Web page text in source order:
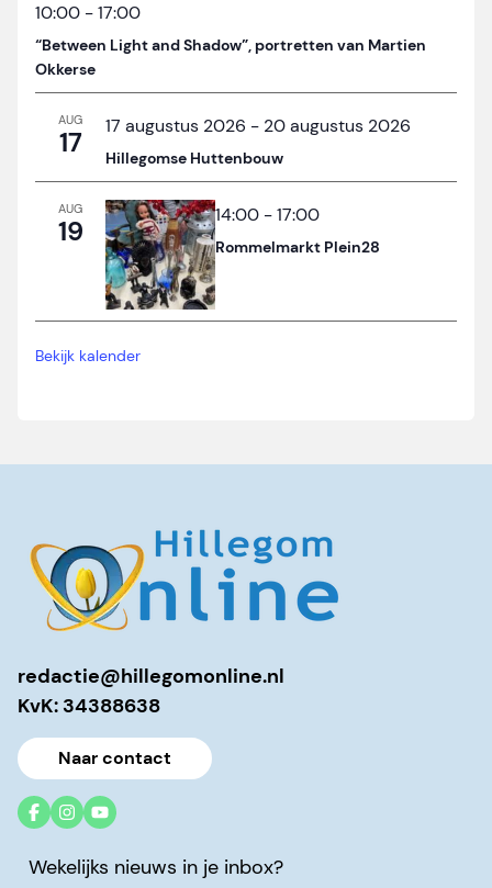
10:00 -17:00
“Between Light and Shadow”, portretten van Martien
Okkerse
AUG
17 17 augustus 2026 - 20 augustus 2026
Hillegomse Huttenbouw
AUG
19 14:00 -17:00
Rommelmarkt Plein28
Bekijk kalender
redactie@hillegomonline.nl
KvK: 34388638
Naar contact
Wekelijks nieuws in je inbox?